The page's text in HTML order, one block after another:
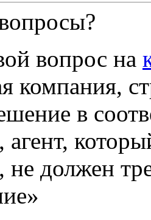
вопрос на
компания,
в
должен